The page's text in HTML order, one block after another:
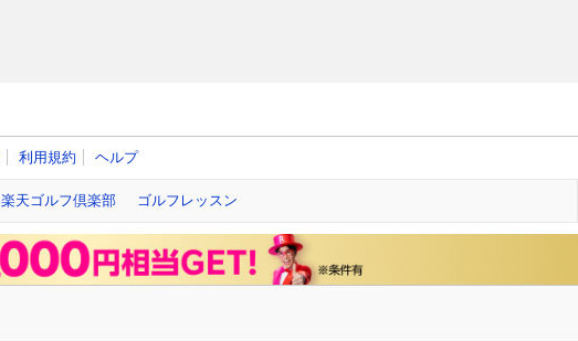
利用規約 ヘルプ
楽天ゴルフ倶楽部 ゴルフレッスン